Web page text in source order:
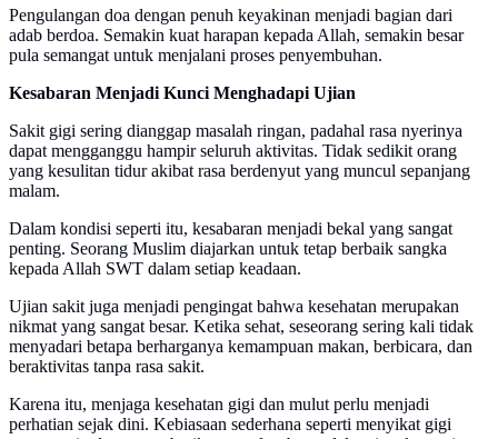
Pengulangan doa dengan penuh keyakinan menjadi bagian dari
adab berdoa. Semakin kuat harapan kepada Allah, semakin besar
pula semangat untuk menjalani proses penyembuhan.
Kesabaran Menjadi Kunci Menghadapi Ujian
Sakit gigi sering dianggap masalah ringan, padahal rasa nyerinya
dapat mengganggu hampir seluruh aktivitas. Tidak sedikit orang
yang kesulitan tidur akibat rasa berdenyut yang muncul sepanjang
malam.
Dalam kondisi seperti itu, kesabaran menjadi bekal yang sangat
penting. Seorang Muslim diajarkan untuk tetap berbaik sangka
kepada Allah SWT dalam setiap keadaan.
Ujian sakit juga menjadi pengingat bahwa kesehatan merupakan
nikmat yang sangat besar. Ketika sehat, seseorang sering kali tidak
menyadari betapa berharganya kemampuan makan, berbicara, dan
beraktivitas tanpa rasa sakit.
Karena itu, menjaga kesehatan gigi dan mulut perlu menjadi
perhatian sejak dini. Kebiasaan sederhana seperti menyikat gigi